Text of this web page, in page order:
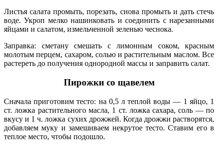
Листья салата промыть, порезать, снова промыть и дать стечь
воде. Укроп мелко нашинковать и соединить с нарезанными
яйцами и салатом, измельченной зеленью чеснока.
Заправка: сметану смешать с лимонным соком, красным
молотым перцем, сахаром, солью и растительным маслом. Все
растереть до получения однородной массы и заправить салат.
Пирожки со щавелем
Сначала приготовим тесто: на 0,5 л теплой воды — 1 яйцо, 1
ст. ложка растительного масла, 1 ст. ложка сахара, соль — по
вкусу и 1 ч. ложка сухих дрожжей. Когда дрожжи растворятся,
добавляем муку и замешиваем некрутое тесто. Ставим его в
теплое место, чтобы подошло.